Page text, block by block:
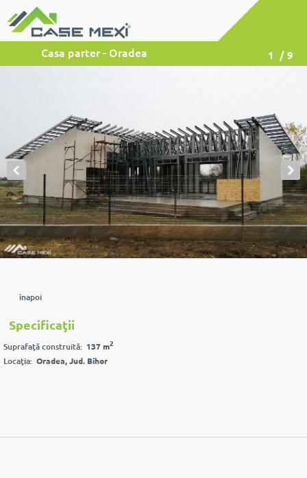
Casa parter - Oradea 1 / 9
înapoi
Specificaţii
Suprafaţă construită: 137 m2
Locaţia: Oradea, Jud. Bihor